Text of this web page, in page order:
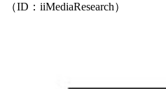
（ID：iiMediaResearch）